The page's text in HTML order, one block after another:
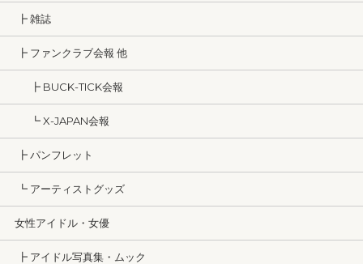
┣ 雑誌
┣ ファンクラブ会報 他
┣ BUCK-TICK会報
┗ X-JAPAN会報
┣ パンフレット
┗ アーティストグッズ
女性アイドル・女優
┣ アイドル写真集・ムック